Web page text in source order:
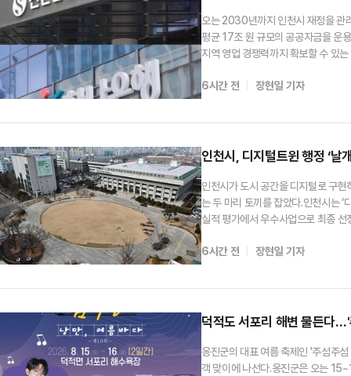
오는 2030년까지 인천시 재정을 관
평균 17조 원 규모의 공공자금을 운
지역 영업 경쟁력까지 확보할 수 있
년이다. 일반회계와 공기업 특별회
6시간 전 장현일 기자
인천시, 디지털트윈 행정 ‘
인천시가 도시 공간을 디지털로 구현
는 두 마리 토끼를 잡았다.인천시는
실적 평가에서 우수사업으로 최종
적으로 검토해 우수 사례를 가리는
6시간 전 장현일 기자
덕적도 서포리 해변 물든다
옹진군의 대표 여름 축제인 '주섬주
객 맞이에 나선다.옹진군은 오는